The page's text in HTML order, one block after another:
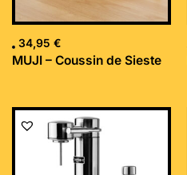
34,95 €
MUJI – Coussin de Sieste